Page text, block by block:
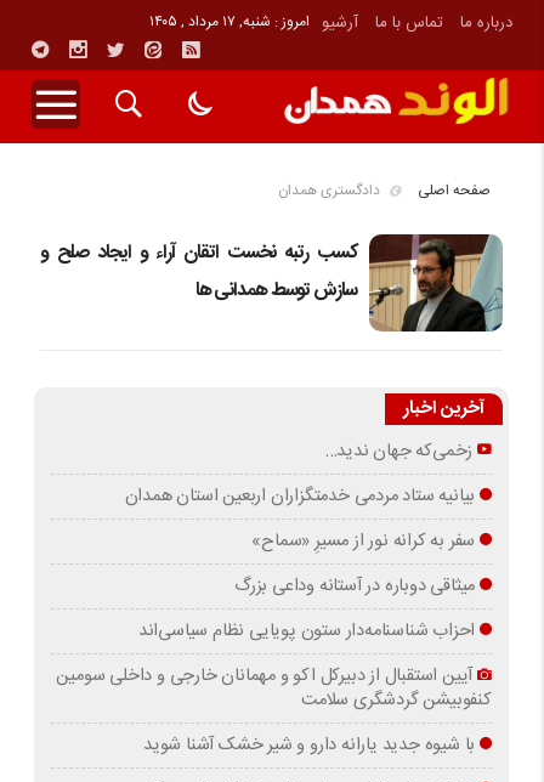
درباره ما تماس با ما آرشیو امروز : شنبه, ۱۷ مرداد , ۱۴۰۵
صفحه اصلی دادگستری همدان
کسب رتبه نخست اتقان آراء و ایجاد صلح و
سازش توسط همدانی ها
آخرین اخبار
زخمی‌که جهان ندید…
بیانیه ستاد مردمی خدمتگزاران اربعین استان همدان
سفر به کرانه‌ نور از مسیرِ «سماح»
میثاقی دوباره در آستانه‌ وداعی بزرگ
احزاب شناسنامه‌دار ستون پویایی نظام سیاسی‌اند
آیین استقبال از دبیرکل اکو و مهمانان خارجی و داخلی سومین
کنفوبیشن گردشگری سلامت
با شیوه جدید یارانه دارو و شیر خشک آشنا شوید